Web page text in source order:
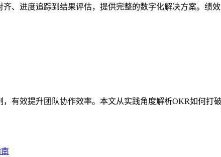
、进度追踪到结果评估，提供完整的数字化解决方案。绩
有效提升团队协作效率。本文从实践角度解析OKR如何